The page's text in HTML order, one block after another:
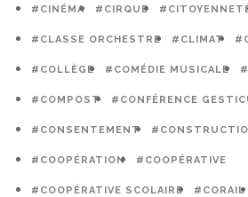
#CINÉMA #CIRQUE
#CLASSE ORCHESTRE #CLIMAT
#COLLÈGE #COMÉDIE MUSICALE
#COMPOST #CONFÉRENCE
#CONSENTEMENT
#COOPÉRATION #COOPÉRATIVE
#COOPÉRATIVE SCOLAIRE #CORAIL